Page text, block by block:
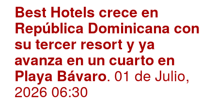
Best Hotels crece en
República Dominicana con
su tercer resort y ya
avanza en un cuarto en
Playa Bávaro. 01 de Julio,
2026 06:30